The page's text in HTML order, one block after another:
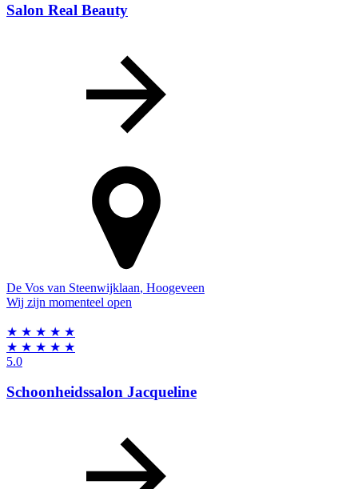
Salon Real Beauty
De Vos van Steenwijklaan, Hoogeveen
Wij zijn momenteel open
★ ★ ★ ★ ★
★ ★ ★ ★ ★
5.0
Schoonheidssalon Jacqueline